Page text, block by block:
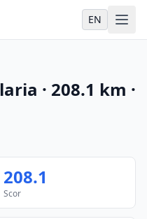
EN
· 208.1 km ·
208.1
Scor